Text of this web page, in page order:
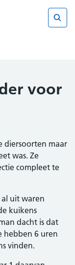
voor
diersoorten maar
was. Ze
compleet te
uit waren
kuikens
dacht is dat
hebben 6 uren
vinden.